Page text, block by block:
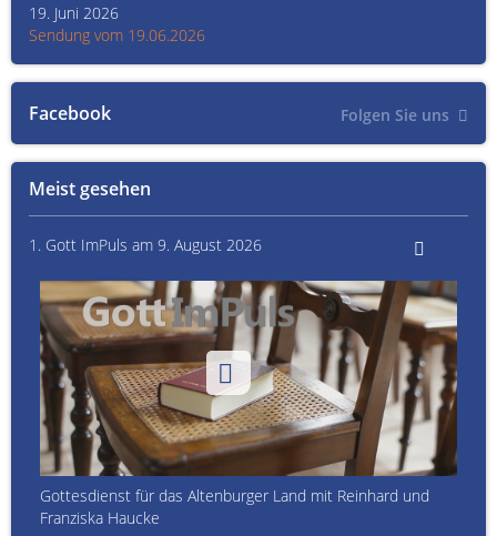
Meist gesehen
1. Gott ImPuls am 9. August 2026
Gottesdienst für das Altenburger Land mit Reinhard und
Franziska Haucke
Facebook Folgen Sie uns
19. Juni 2026
Sendung vom 19.06.2026